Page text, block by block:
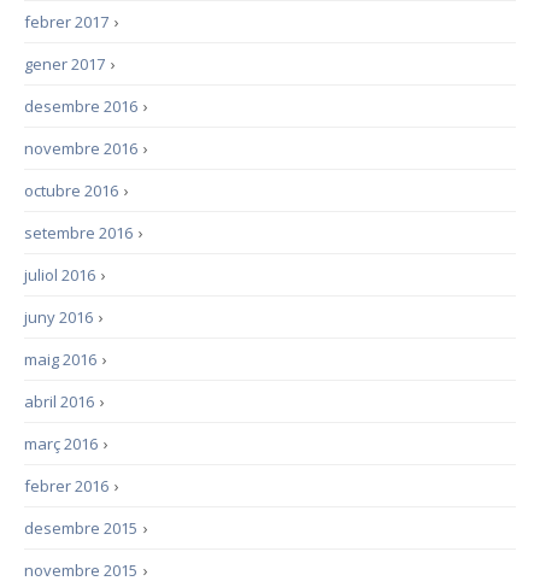
›
febrer 2017
›
gener 2017
›
desembre 2016
›
novembre 2016
›
octubre 2016
›
setembre 2016
›
juliol 2016
›
juny 2016
›
maig 2016
›
abril 2016
›
març 2016
›
febrer 2016
›
desembre 2015
›
novembre 2015